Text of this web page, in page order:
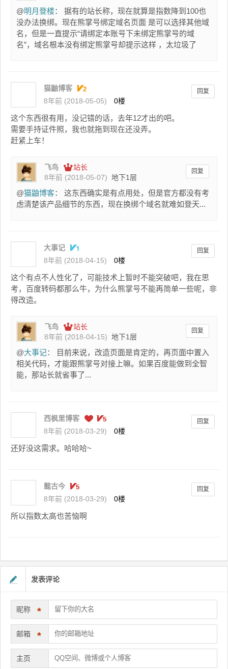
@明月登楼： 据有的站长称，现在就算是指数降到100也
没办法换绑。现在熊掌号绑定域名页面 是可以选择其他域
名，但是一直提示“请绑定本账号下未绑定熊掌号的域
名”，域名根本没有绑定熊掌号却提示这样 ，太垃圾了
猫鼬博客
8年前 (2018-05-05)
0楼
回复
这个东西很有用，没记错的话，去年12才出的吧。
需要手持证件照，我也就拖到现在还没弄。
赶紧上车！
飞鸟
站长
8年前 (2018-05-07) 地下1层
回复
@猫鼬博客： 这东西确实是有点用处，但是官方都没有考
虑清楚该产品细节的东西，现在换绑个域名就难如登天...
大事记
8年前 (2018-04-15)
0楼
回复
这个有点不人性化了，可能技术上暂时不能突破吧，我在思
考，百度转码都那么牛，为什么熊掌号不能再简单一些呢，非
得改造。
飞鸟
站长
8年前 (2018-04-15) 地下1层
回复
@大事记： 目前来说，改造页面是肯定的，再页面中置入
相关代码，才能跟熊掌号对接上嘛。如果百度能做到全智
能，那站长就省事了...
西枫里博客
8年前 (2018-03-29)
0楼
回复
还好没这需求。哈哈哈~
懿古今
8年前 (2018-03-29)
0楼
回复
所以指数太高也苦恼啊
发表评论
昵称 *
邮箱 *
主页